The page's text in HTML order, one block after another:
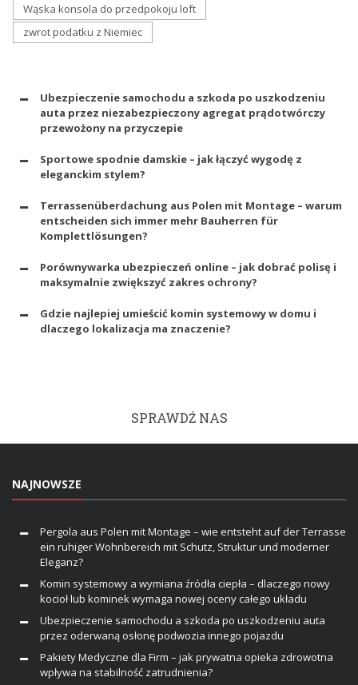
Wąska konsola do przedpokoju loft
zwrot podatku z Niemiec
Ubezpieczenie samochodu a szkoda po uszkodzeniu
auta przez niezabezpieczony agregat prądotwórczy
przewożony na przyczepie
Sportowe spodnie damskie – jak łączyć wygodę z
eleganckim stylem?
Terrassenüberdachung aus Polen mit Montage – warum
entscheiden sich immer mehr Bauherren für
Komplettlösungen?
Porównywarka ubezpieczeń online – jak dobrać polisę i
maksymalnie zwiększyć zakres ochrony?
Gdzie najlepiej umieścić komin systemowy w domu i
dlaczego lokalizacja ma znaczenie?
SPRAWDŹ NAS
NAJNOWSZE
Pergola aus Polen mit Montage – wie entsteht auf der Terrasse
ein ruhiger Wohnbereich mit Schutz, Struktur und moderner
Eleganz?
Komin systemowy a wymiana źródła ciepła – dlaczego nowy
kocioł lub kominek wymaga nowej oceny całego układu
Ubezpieczenie samochodu a szkoda po uszkodzeniu auta
przez oderwaną osłonę podwozia innego pojazdu
Pakiety Medyczne dla Firm – jak prywatna opieka zdrowotna
wpływa na stabilność zatrudnienia?